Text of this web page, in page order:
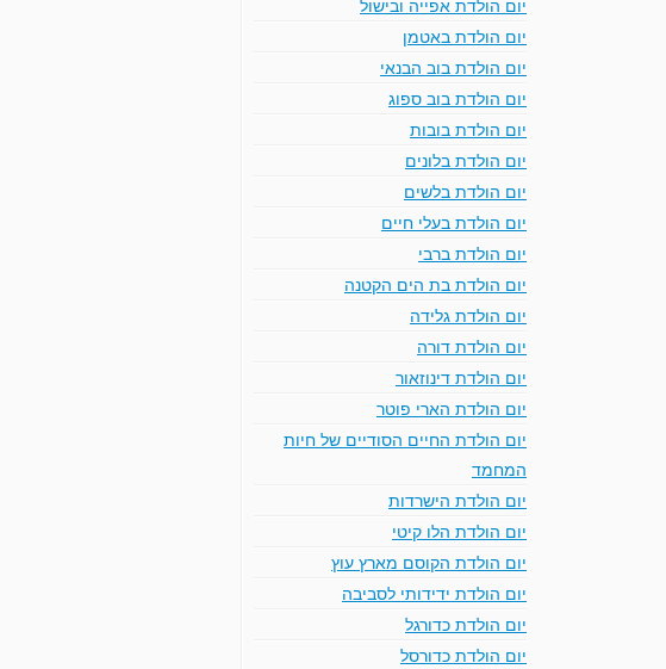
יום הולדת אפייה ובישול
יום הולדת באטמן
יום הולדת בוב הבנאי
יום הולדת בוב ספוג
יום הולדת בובות
יום הולדת בלונים
יום הולדת בלשים
יום הולדת בעלי חיים
יום הולדת ברבי
יום הולדת בת הים הקטנה
יום הולדת גלידה
יום הולדת דורה
יום הולדת דינוזאור
יום הולדת הארי פוטר
יום הולדת החיים הסודיים של חיות
המחמד
יום הולדת הישרדות
יום הולדת הלו קיטי
יום הולדת הקוסם מארץ עוץ
יום הולדת ידידותי לסביבה
יום הולדת כדורגל
יום הולדת כדורסל